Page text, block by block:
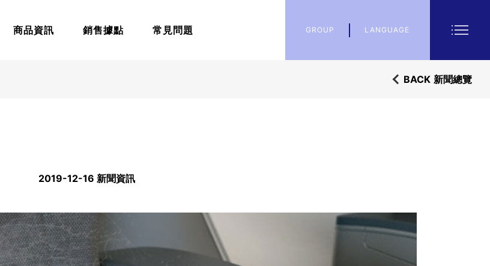
商品資訊 銷售據點 常見問題 GROUP LANGUAGE
BACK 新聞總覽
2019-12-16 新聞資訊